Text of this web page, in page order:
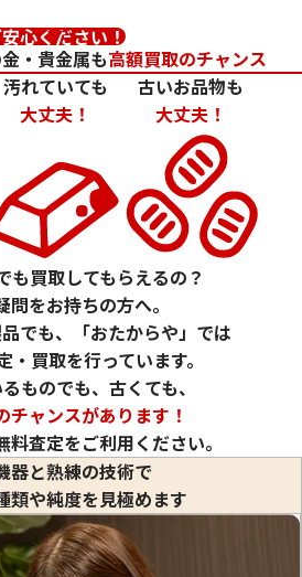
ーランド領クッ
ンス
東京2020オリン
銀貨幣プルーフ
大会
参考買取価格
心ください！
・貴金属も高額買取のチャンス
汚れていても
大丈夫！
古いお品物も
大丈夫！
も買取してもらえるの？
問をお持ちの方へ。
でも、「おたからや」では
・買取を行っています。
ものでも、古くても、
チャンスがあります！
料査定をご利用ください。
器と熟練の技術で
類や純度を見極めます